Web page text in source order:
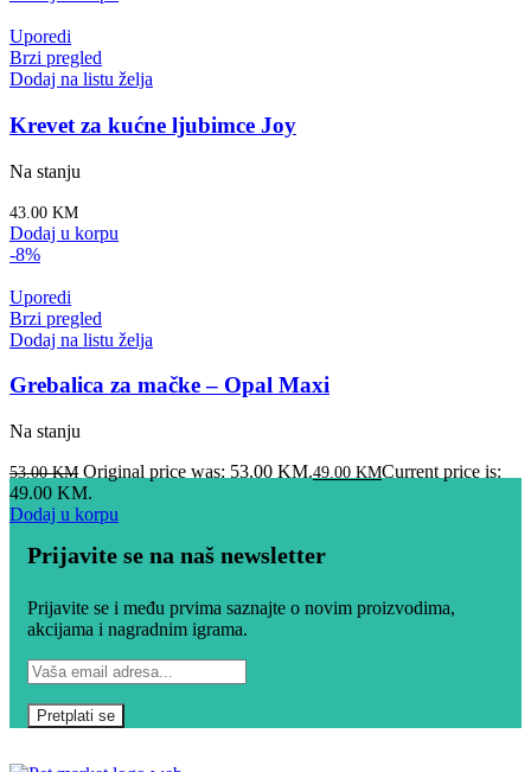
Uporedi
Brzi pregled
Dodaj na listu želja
Krevet za kućne ljubimce Joy
Na stanju
43.00 KM
Dodaj u korpu
-8%
Uporedi
Brzi pregled
Dodaj na listu želja
Grebalica za mačke – Opal Maxi
Na stanju
53.00KM Original price was: 53.00 KM.49.00 KMCurrent price is:
49.00 KM.
Dodaj u korpu
Prijavite se na naš newsletter
Prijavite se i među prvima saznajte o novim proizvodima,
akcijama i nagradnim igrama.